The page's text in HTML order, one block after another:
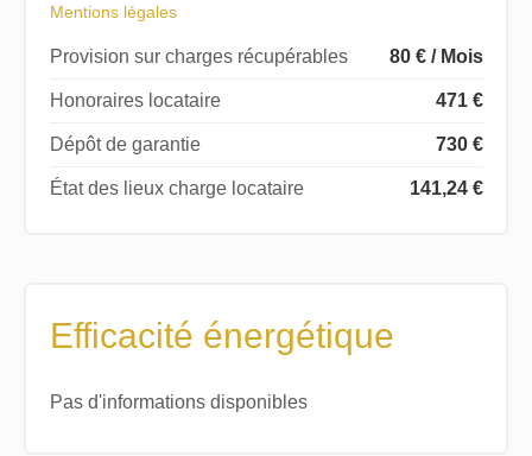
Mentions légales
Provision sur charges récupérables 80 € / Mois
Honoraires locataire 471 €
Dépôt de garantie 730 €
État des lieux charge locataire 141,24 €
Efficacité énergétique
Pas d'informations disponibles